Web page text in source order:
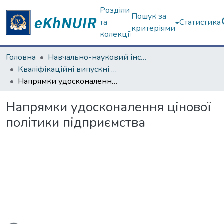
Розділи
та
колекції
Пошук за
критеріями
Статистика
Головна
Навчально-науковий інститут "Каразінська школа бізнесу"
Кваліфікаційні випускні роботи магістрів. Навчально-науковий інститут "Каразінська школа бізнесу"
Напрямки удосконалення цінової політики підприємства
Напрямки удосконалення цінової
політики підприємства